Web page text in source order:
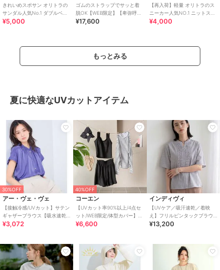
きれいめスポサン オリトラの
サンダル人気No.1 ダブルベル
ト スポーツサンダル /42207
¥5,000
ゴムのストラップでサッと着
脱OK【WEB限定】【卑弥呼
26SS】ゴムストラップサンダ
¥17,600
【再入荷】軽量 オリトラのス
ニーカー人気NO.1 ニットスニ
ーカー スリッポン /3709
¥4,000
もっとみる
夏に快適なUVカットアイテム
30%OFF
アー・ヴェ・ヴェ
【接触冷感/UVカット】サテン
ギャザーブラウス【吸水速乾/
イージーケア】
¥3,072
40%OFF
コーエン
【UVカット率90%以上/4点セ
ット/WEB限定/体型カバー】シ
ュシュ付きアソートスイムウ
¥6,600
インディヴィ
【UVケア／吸汗速乾／着映
え】フリルピンタックブラウ
ス
¥13,200